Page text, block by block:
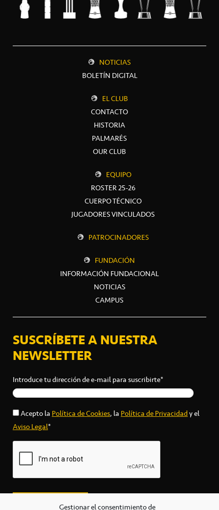
Gestionar el consentimiento de
NOTICIAS
BOLETÍN DIGITAL
EL CLUB
CONTACTO
HISTORIA
PALMARÉS
OUR CLUB
EQUIPO
ROSTER 25-26
CUERPO TÉCNICO
JUGADORES VINCULADOS
PATROCINADORES
FUNDACIÓN
INFORMACIÓN FUNDACIONAL
NOTICIAS
CAMPUS
SUSCRÍBETE A NUESTRA
NEWSLETTER
Introduce tu dirección de e-mail para suscribirte*
Acepto laPolítica de Cookies, laPolítica de Privacidady el
Aviso Legal*